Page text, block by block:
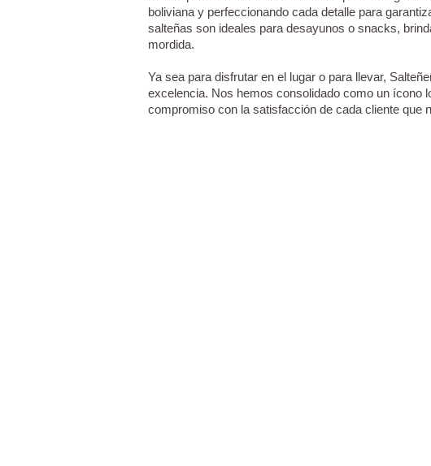
boliviana y perfeccionando cada detalle para
salteñas son ideales para desayunos o snacks,
mordida.
Ya sea para disfrutar en el lugar o para llevar,
excelencia. Nos hemos consolidado como un ícono
compromiso con la satisfacción de cada cliente que